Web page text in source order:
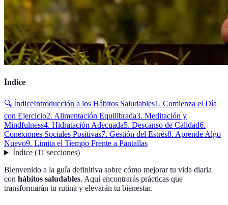
Índice
🔍 ÍndiceIntroducción a los Hábitos Saludables1. Comienza el Día
con Ejercicio2. Alimentación Equilibrada3. Meditación y
Mindfulness4. Hidratación Adecuada5. Descanso de Calidad6.
Conexiones Sociales Positivas7. Gestión del Estrés8. Aprende Algo
Nuevo9. Limita el Tiempo Frente a Pantallas
Índice(11 secciones)
Bienvenido a la guía definitiva sobre cómo mejorar tu vida diaria
con hábitos saludables. Aquí encontrarás prácticas que
transformarán tu rutina y elevarán tu bienestar.